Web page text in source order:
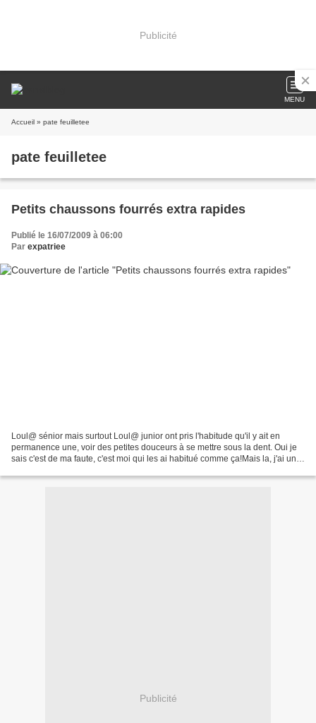
Publicité
MENU
Accueil » pate feuilletee
pate feuilletee
Petits chaussons fourrés extra rapides
Publié le 16/07/2009 à 06:00
Par expatriee
Loul@ sénior mais surtout Loul@ junior ont pris l'habitude qu'il y ait en
permanence une, voir des petites douceurs à se mettre sous la dent. Oui je
sais c'est de ma faute, c'est moi qui les ai habitué comme ça!Mais la, j'ai une
Publicité